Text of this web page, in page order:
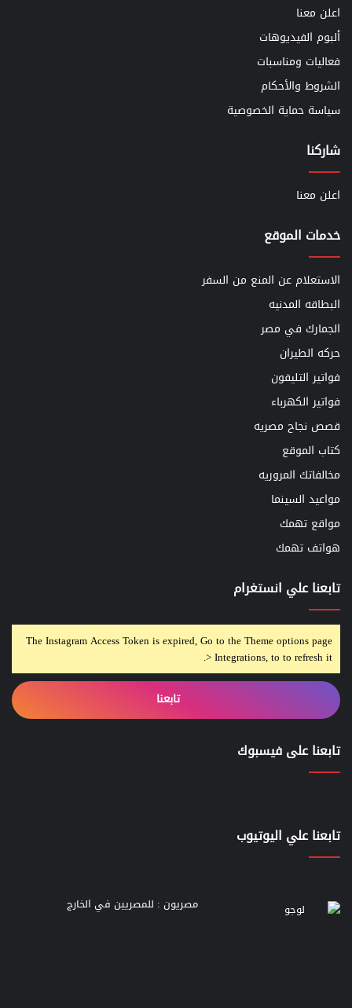
اعلن معنا
ألبوم الفيديوهات
فعاليات ومناسبات
الشروط والأحكام
سياسة حماية الخصوصية
شاركنا
اعلن معنا
خدمات الموقع
الاستعلام عن المنع من السفر
البطاقه المدنيه
الجمارك في مصر
حركه الطيران
فواتير التليفون
فواتير الكهرباء
قصص نجاح مصريه
كتاب الموقع
مخالفاتك المروريه
مواعيد السينما
مواقع تهمك
هواتف تهمك
تابعنا علي انستغرام
The Instagram Access Token is expired, Go to the Theme options page
> Integrations, to to refresh it.
تابعنا
تابعنا على فيسبوك
تابعنا علي اليوتيوب
مصريون : للمصريين في الخارج